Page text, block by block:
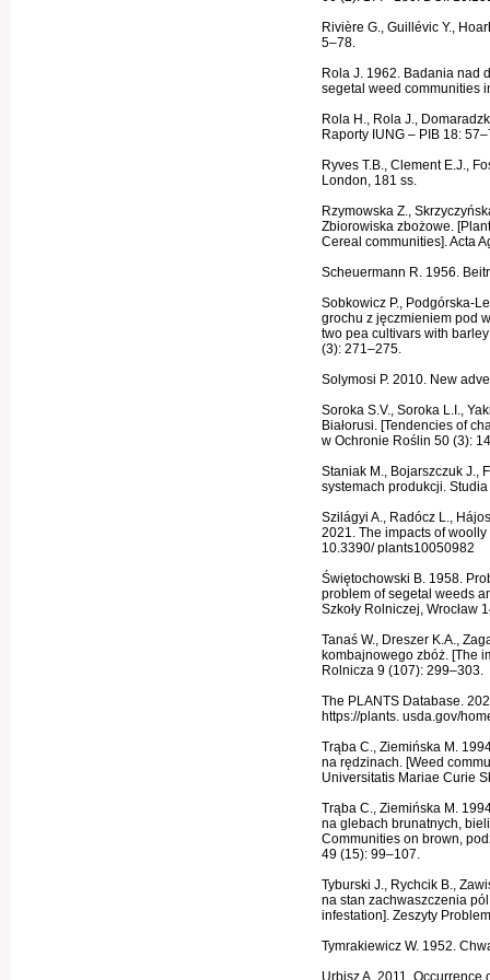
Rivière G., Guillévic Y.,
5–78.
Rola J. 1962. Badania nad
segetal weed communities
Rola H., Rola J.,
Raporty IUNG – PIB 18:
Ryves T.B., Clement E.J.,
London, 181 ss.
Rzymowska Z.,
Zbiorowiska zbożowe.
Cereal communities]. Acta
Scheuermann R. 1956.
Sobkowicz P., Podgórska-
grochu z jęczmieniem pod
two pea cul­tivars with
(3): 271–275.
Solymosi P. 2010. New
Soroka S.V., Soroka L.I.,
Białorusi. [Tendencies of
w Ochronie Roślin 50 (3):
Staniak M., Bojarszczuk J.,
syste­mach produkcji.
Szilágyi A., Radócz L.,
2021. The impacts of
10.3390/ plants10050982
Świętochowski B. 1958.
prob­lem of segetal weeds
Szkoły Rolniczej, Wrocław
Tanaś W., Dreszer K.A.,
kombajnowego zbóż. [The
Rolnicza 9 (107): 299–303.
The PLANTS Database.
https://plants. usda.gov/
Trąba C., Ziemińska M.
na rędzinach. [Weed
Universitatis Mariae Curie
Trąba C., Ziemińska M.
na glebach brunatnych,
Com­munities on brown,
49 (15): 99–107.
Tyburski J., Rychcik B.,
na stan zachwaszczenia
infestation]. Zeszyty
Tymrakiewicz W. 1952.
Urbisz A. 2011.